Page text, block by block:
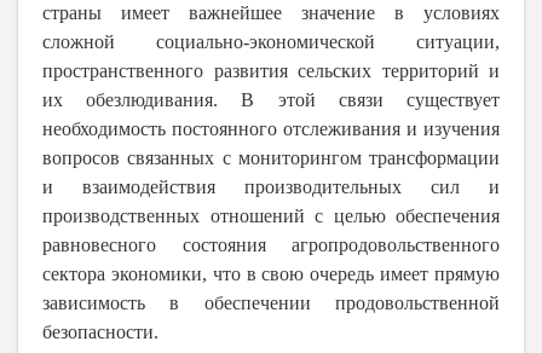
страны имеет важнейшее значение в условиях
сложной социально-экономической ситуации,
пространственного развития сельских территорий и
их обезлюдивания. В этой связи существует
необходимость постоянного отслеживания и изучения
вопросов связанных с мониторингом трансформации
и взаимодействия производительных сил и
производственных отношений с целью обеспечения
равновесного состояния агропродовольственного
сектора экономики, что в свою очередь имеет прямую
зависимость в обеспечении продовольственной
безопасности.